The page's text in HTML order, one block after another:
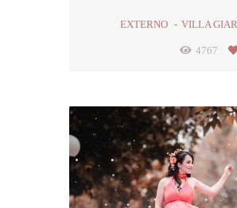
EXTERNO VILLA
4767